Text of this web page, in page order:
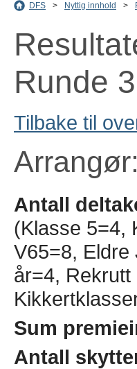
DFS > Nyttig innhold >
Runde 3
Tilbake til
Antall
(Klasse 5=4,
V65=8, Eldre
år=4,
Sum
Antall